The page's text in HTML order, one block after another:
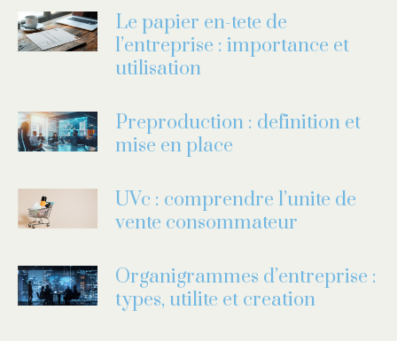
Le papier en-tete de
l’entreprise : importance et
utilisation
Preproduction : definition et
mise en place
UVc : comprendre l’unite de
vente consommateur
Organigrammes d’entreprise :
types, utilite et creation